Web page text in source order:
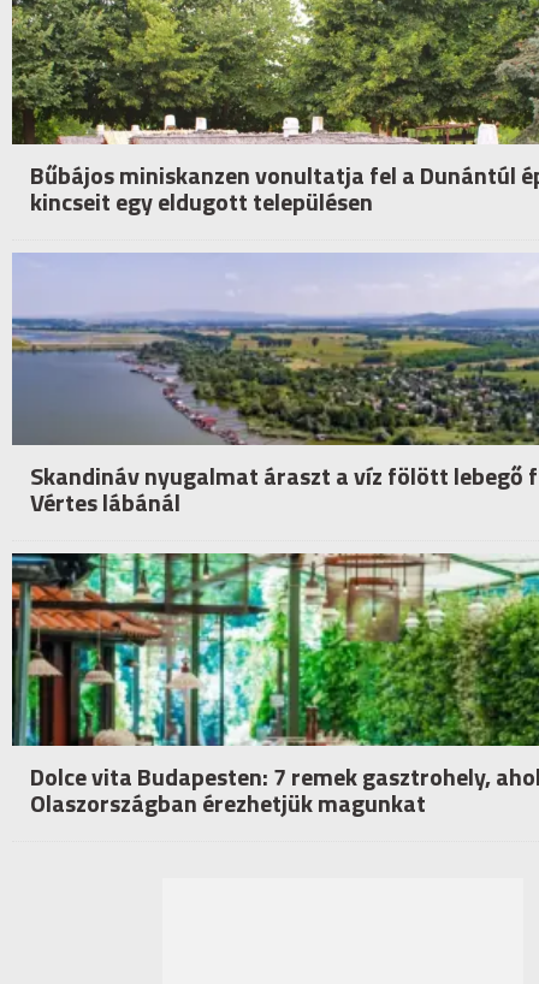
Bűbájos miniskanzen vonultatja fel a Dunántúl
kincseit egy eldugott településen
Skandináv nyugalmat áraszt a víz fölött lebegő
Vértes lábánál
Dolce vita Budapesten: 7 remek gasztrohely,
Olaszországban érezhetjük magunkat